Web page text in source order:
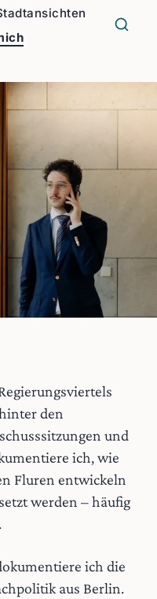
den
und
ich, wie
Fluren entwickeln
werden – häufig
ich die
aus Berlin.